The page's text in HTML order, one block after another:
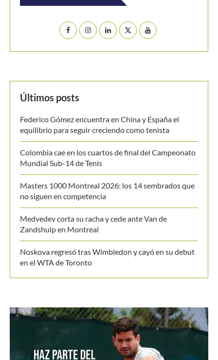
Últimos posts
Federico Gómez encuentra en China y España el
equilibrio para seguir creciendo como tenista
Colombia cae en los cuartos de final del Campeonato
Mundial Sub-14 de Tenis
Masters 1000 Montreal 2026: los 14 sembrados que
no siguen en competencia
Medvedev corta su racha y cede ante Van de
Zandshulp en Montreal
Noskova regresó tras Wimbledon y cayó en su debut
en el WTA de Toronto